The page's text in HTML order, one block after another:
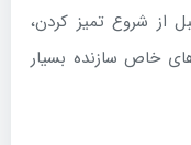
از شروع تمیز کردن،
خاص سازنده بسیار